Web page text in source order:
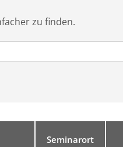
zu finden.
Seminarort